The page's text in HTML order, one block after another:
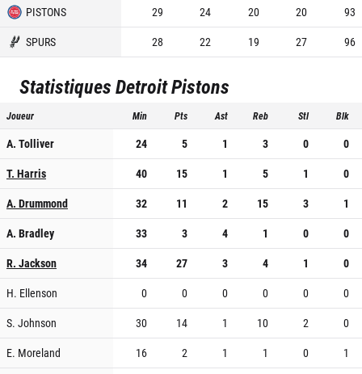
PISTONS 29 24 20 20
93
SPURS
28 22 19 27 96
StatistiquesDetroit Pistons
Joueur Min Pts Ast Reb Stl Blk
A. Tolliver 24 5 1 3 0
0
T. Harris
40 15 1 5 1
0
A. Drummond
32 11 2 15 3
1
A. Bradley
33 3 4 1 0
0
R. Jackson
34 27 3 4 1
0
H. Ellenson
0 0 0 0 0
0
S. Johnson
30 14 1 10 2
0
E. Moreland
16 2 1 1 0
1